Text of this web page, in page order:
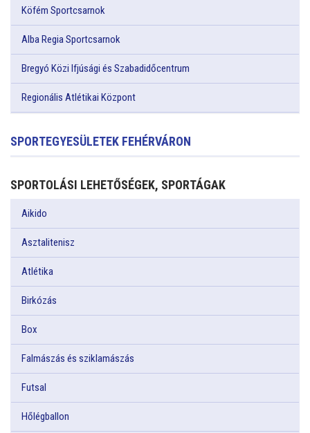
Köfém Sportcsarnok
Alba Regia Sportcsarnok
Bregyó Közi Ifjúsági és Szabadidőcentrum
Regionális Atlétikai Központ
SPORTEGYESÜLETEK FEHÉRVÁRON
SPORTOLÁSI LEHETŐSÉGEK, SPORTÁGAK
Aikido
Asztalitenisz
Atlétika
Birkózás
Box
Falmászás és sziklamászás
Futsal
Hőlégballon